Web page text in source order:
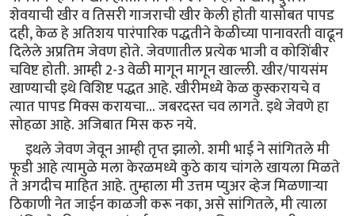
शेवयाची खीर व तिसरी गाजराची खीर केली होती यासोबत पापड
दही, केळ हे अतिशय पारंपारिक पद्धतीने केळीच्या पानावरती वाढून
दिलेले अप्रतिम जेवण होते. जेवणातील प्रत्येक भाजी व कोशिंबीर
चविष्ट होती. आम्ही 2-3 वेळी मागून मागून खाल्ली. खीर/पायसंम
खाण्याची इथे विशिष्ट पद्धत आहे. खीरीमध्ये केळ कुस्करायचे व
त्यात पापड मिक्स करायचा... जबरदस्त चव लागते. इथे जेवणे हा
सोहळा आहे. अजिबात मिस करु नये.
इथले जेवण जेवून आम्ही तृप्त झालो. शमी भाई ने सांगितले मी
फूडी आहे त्यामुळे मला केरळमध्ये कुठे काय चांगले खायला मिळते
ते अगदीच माहित आहे. तुम्हाला मी उत्तम प्युअर व्हेज मिळणार्‍या
ठिकाणी नेत जाईन काळजी करू नका, असे सांगितले, मी त्याला